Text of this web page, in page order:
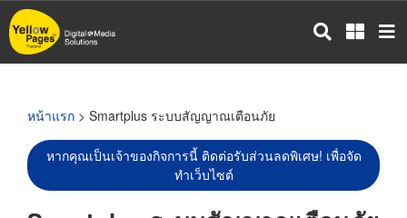
ข้าม
ไป
หน้าแรก > Smartplus ระบบสัญญาณเตือนภัย
หากคุณเป็นเจ้าของกิจการนี้ ติดต่อรับส่วนลดพิเศษ! เพื่อจัด
ทำเว็บไซต์